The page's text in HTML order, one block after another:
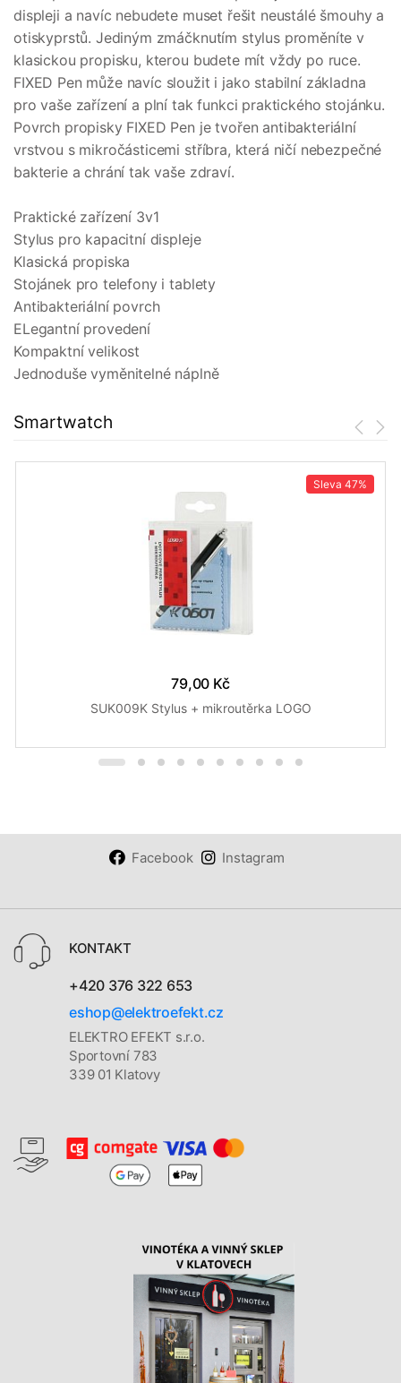
displeji a navíc nebudete muset řešit neustálé šmouhy a
otiskyprstů. Jediným zmáčknutím stylus proměníte v
klasickou propisku, kterou budete mít vždy po ruce.
FIXED Pen může navíc sloužit i jako stabilní základna
pro vaše zařízení a plní tak funkci praktického stojánku.
Povrch propisky FIXED Pen je tvořen antibakteriální
vrstvou s mikročásticemi stříbra, která ničí nebezpečné
bakterie a chrání tak vaše zdraví.
Praktické zařízení 3v1
Stylus pro kapacitní displeje
Klasická propiska
Stojánek pro telefony i tablety
Antibakteriální povrch
ELegantní provedení
Kompaktní velikost
Jednoduše vyměnitelné náplně
Smartwatch
Sleva 47%
79,00 Kč
SUK009K Stylus + mikroutěrka LOGO
Facebook Instagram
KONTAKT
+420 376 322 653
eshop@elektroefekt.cz
ELEKTRO EFEKT s.r.o.
Sportovní 783
339 01 Klatovy